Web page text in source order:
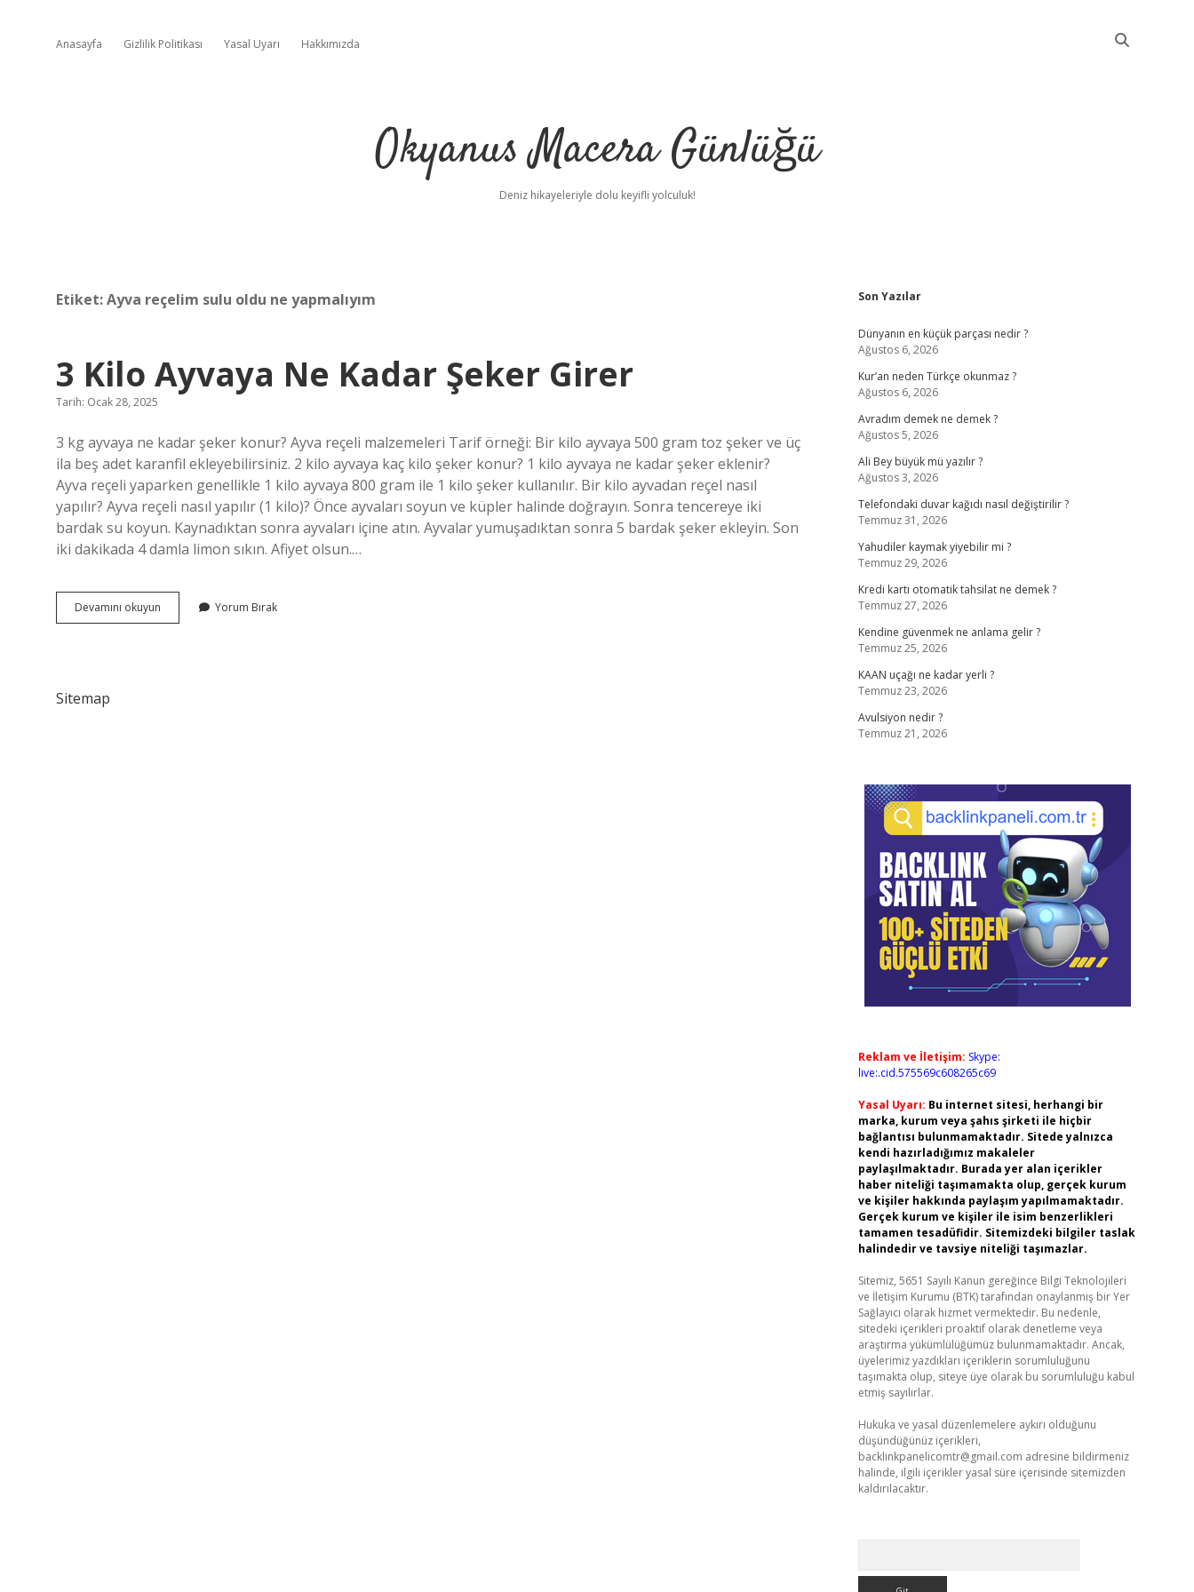
Anasayfa Gizlilik Politikası Yasal Uyarı Hakkımızda
Okyanus Macera Günlüğü
Deniz hikayeleriyle dolu keyifli yolculuk!
Etiket:Ayva reçelim sulu oldu ne yapmalıyım
3 Kilo Ayvaya Ne Kadar Şeker Girer
Tarih: Ocak 28, 2025
3 kg ayvaya ne kadar şeker konur? Ayva reçeli malzemeleri Tarif örneği: Bir kilo ayvaya 500 gram toz şeker ve üç
ila beş adet karanfil ekleyebilirsiniz. 2 kilo ayvaya kaç kilo şeker konur? 1 kilo ayvaya ne kadar şeker eklenir?
Ayva reçeli yaparken genellikle 1 kilo ayvaya 800 gram ile 1 kilo şeker kullanılır. Bir kilo ayvadan reçel nasıl
yapılır? Ayva reçeli nasıl yapılır (1 kilo)? Önce ayvaları soyun ve küpler halinde doğrayın. Sonra tencereye iki
bardak su koyun. Kaynadıktan sonra ayvaları içine atın. Ayvalar yumuşadıktan sonra 5 bardak şeker ekleyin. Son
iki dakikada 4 damla limon sıkın. Afiyet olsun.…
Devamını okuyun
Kilo
Yorum Bırak
Sitemap
Sidebar
Son Yazılar
Dünyanın en küçük parçası nedir ?
Ağustos 6, 2026
Kur’an neden Türkçe okunmaz ?
Ağustos 6, 2026
Avradım demek ne demek ?
Ağustos 5, 2026
Ali Bey büyük mü yazılır ?
Ağustos 3, 2026
Telefondaki duvar kağıdı nasıl değiştirilir ?
Temmuz 31, 2026
Yahudiler kaymak yiyebilir mi ?
Temmuz 29, 2026
Kredi kartı otomatik tahsilat ne demek ?
Temmuz 27, 2026
Kendine güvenmek ne anlama gelir ?
Temmuz 25, 2026
KAAN uçağı ne kadar yerli ?
Temmuz 23, 2026
Avulsiyon nedir ?
Temmuz 21, 2026
Reklam ve İletişim: Skype:
live:.cid.575569c608265c69
Yasal Uyarı: Bu internet sitesi, herhangi bir
marka, kurum veya şahıs şirketi ile hiçbir
bağlantısı bulunmamaktadır. Sitede yalnızca
kendi hazırladığımız makaleler
paylaşılmaktadır. Burada yer alan içerikler
haber niteliği taşımamakta olup, gerçek kurum
ve kişiler hakkında paylaşım yapılmamaktadır.
Gerçek kurum ve kişiler ile isim benzerlikleri
tamamen tesadüfidir. Sitemizdeki bilgiler taslak
halindedir ve tavsiye niteliği taşımazlar.
Sitemiz, 5651 Sayılı Kanun gereğince Bilgi Teknolojileri
ve İletişim Kurumu (BTK) tarafından onaylanmış bir Yer
Sağlayıcı olarak hizmet vermektedir. Bu nedenle,
sitedeki içerikleri proaktif olarak denetleme veya
araştırma yükümlülüğümüz bulunmamaktadır. Ancak,
üyelerimiz yazdıkları içeriklerin sorumluluğunu
taşımakta olup, siteye üye olarak bu sorumluluğu kabul
etmiş sayılırlar.
Hukuka ve yasal düzenlemelere aykırı olduğunu
düşündüğünüz içerikleri,
backlinkpanelicomtr@gmail.com adresine bildirmeniz
halinde, ilgili içerikler yasal süre içerisinde sitemizden
kaldırılacaktır.